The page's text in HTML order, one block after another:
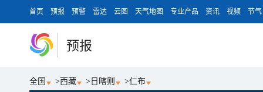
首页 预报 预警 雷达 云图 天气地图 专业产品 资讯 视频 节气
预报
全国 >西藏 > 日喀则 >仁布